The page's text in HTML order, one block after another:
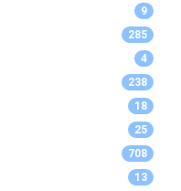
9
285
4
238
18
25
708
13